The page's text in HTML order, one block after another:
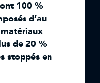
100 %
d’au
de 20 %
stoppés en